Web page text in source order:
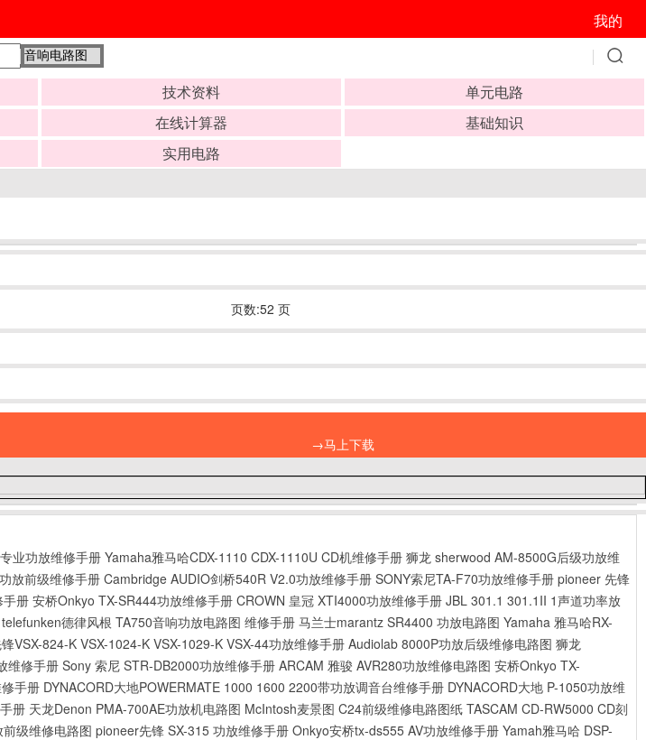
我的
技术资料
单元电路
在线计算器
基础知识
实用电路
页数:52 页
→马上下载
业功放维修手册 Yamaha雅马哈CDX-1110 CDX-1110U CD机维修手册 狮龙 sherwood AM-8500G后级功放维
放前级维修手册Cambridge AUDIO剑桥540R V2.0功放维修手册 SONY索尼TA-F70功放维修手册 pioneer 先锋
手册安桥Onkyo TX-SR444功放维修手册 CROWN 皇冠 XTI4000功放维修手册 JBL 301.1 301.1II 1声道功率放
telefunken德律风根 TA750音响功放电路图 维修手册 马兰士marantz SR4400 功放电路图 Yamaha 雅马哈RX-
VSX-824-K VSX-1024-K VSX-1029-K VSX-44功放维修手册 Audiolab 8000P功放后级维修电路图 狮龙
维修手册Sony 索尼 STR-DB2000功放维修手册 ARCAM 雅骏 AVR280功放维修电路图 安桥Onkyo TX-
手册 DYNACORD大地POWERMATE 1000 1600 2200带功放调音台维修手册 DYNACORD大地 P-1050功放维
册 天龙Denon PMA-700AE功放机电路图 McIntosh麦景图 C24前级维修电路图纸 TASCAM CD-RW5000 CD刻
级维修电路图 pioneer先锋 SX-315 功放维修手册 Onkyo安桥tx-ds555 AV功放维修手册 Yamah雅马哈 DSP-